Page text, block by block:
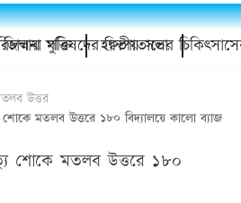
মুক্তি হাসপাতালের
পরিষদের দ্বিতীয় সভা
উত্তর
শোকে মতলব উত্তরে ১৮০ বিদ্যালয়ে কালো ব্যাজ
শোকে মতলব উত্তরে ১৮০